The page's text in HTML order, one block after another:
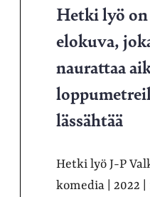
Hetki lyö
elokuva,
naurattaa
lässähtää
Hetki lyö J-P
komedia | 2022 |